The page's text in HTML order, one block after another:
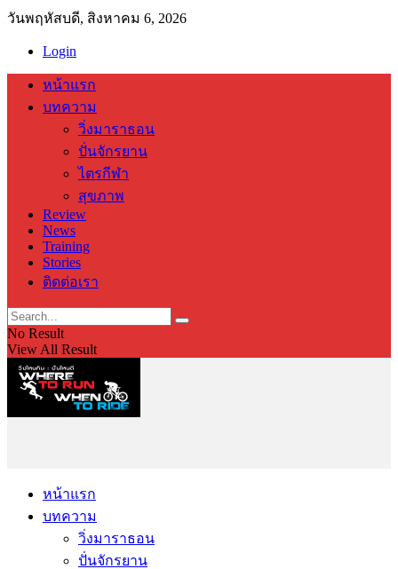
วันพฤหัสบดี, สิงหาคม 6, 2026
Login
หน้าแรก
บทความ
วิ่งมาราธอน
ปั่นจักรยาน
ไตรกีฬา
สุขภาพ
Review
News
Training
Stories
ติดต่อเรา
No Result
View All Result
หน้าแรก
บทความ
วิ่งมาราธอน
ปั่นจักรยาน